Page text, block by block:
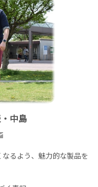
中島
るよう、魅力的な製品を